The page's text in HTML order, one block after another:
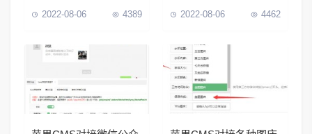
2022-08-06 4389 2022-08-06 4462